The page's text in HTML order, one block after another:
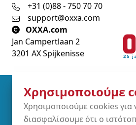
Χρησιμοποιούμε
Χρησιμοποιούμε cookies για
διασφαλίσουμε ότι ο
+31 (0)88 - 750 70 70
support@oxxa.com
OXXA.com
Jan Campertlaan 2
3201 AX Spijkenisse
Partners